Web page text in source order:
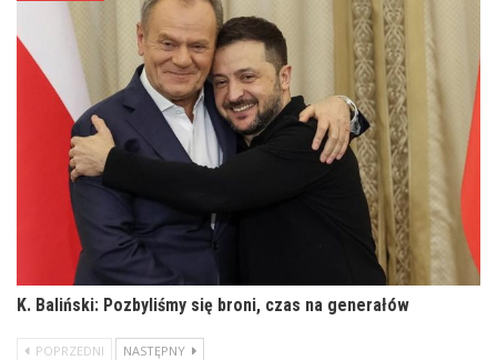
K. Baliński: Pozbyliśmy się broni, czas na generałów
POPRZEDNI NASTĘPNY